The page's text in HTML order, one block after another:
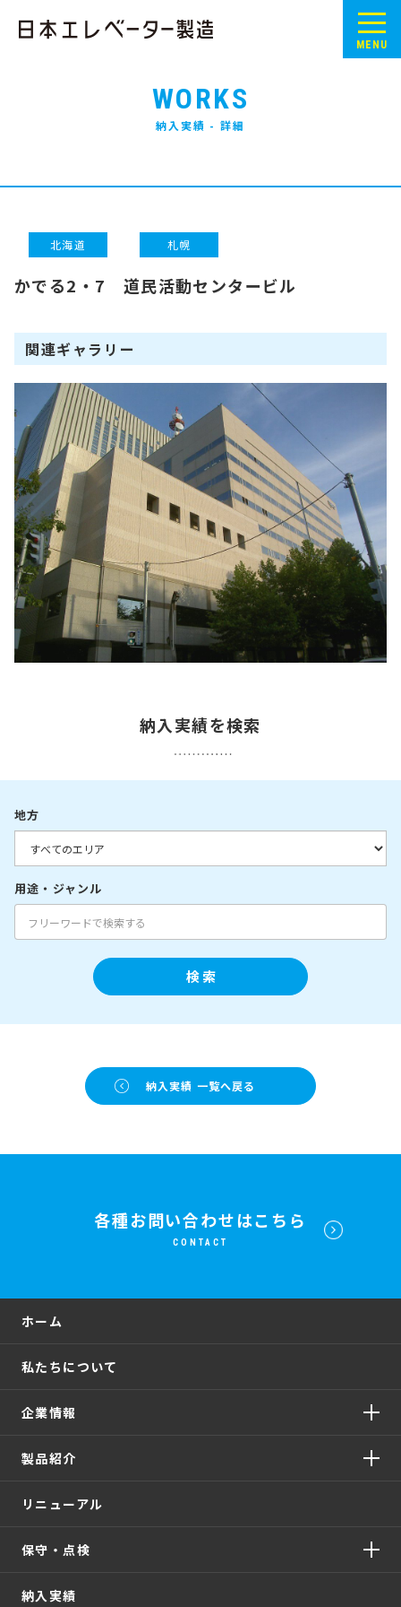
MENU
WORKS
納入実績 - 詳細
北海道 札幌
かでる2・7 道民活動センタービル
関連ギャラリー
納入実績を検索
地方
用途・ジャンル
検 索
納入実績 一覧へ戻る
各種お問い合わせはこちら
CONTACT
ホーム
私たちについて
企業情報
製品紹介
リニューアル
保守・点検
納入実績